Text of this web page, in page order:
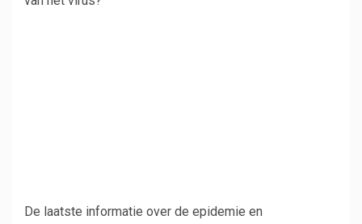
De laatste informatie over de epidemie en